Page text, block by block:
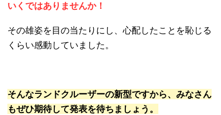
いくではありませんか！
その雄姿を目の当たりにし、心配したことを恥じる
くらい感動していました。
そんなランドクルーザーの新型ですから、みなさん
もぜひ期待して発表を待ちましょう。